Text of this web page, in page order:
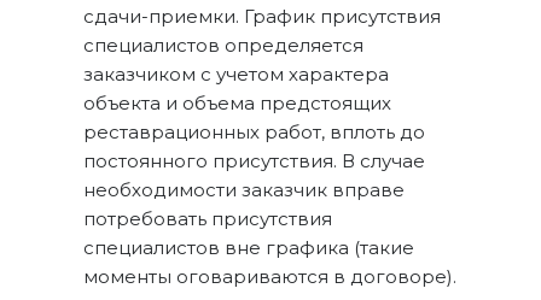
сдачи-приемки. График присутствия
специалистов определяется
заказчиком с учетом характера
объекта и объема предстоящих
реставрационных работ, вплоть до
постоянного присутствия. В случае
необходимости заказчик вправе
потребовать присутствия
специалистов вне графика (такие
моменты оговариваются в договоре).